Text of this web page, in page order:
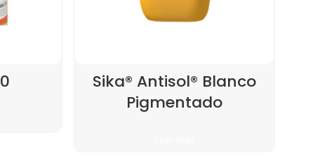
Sika® Antisol® Blanco
Pigmentado